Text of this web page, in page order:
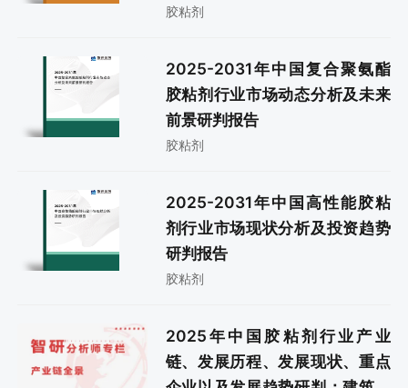
胶粘剂
2025-2031年中国复合聚氨酯
胶粘剂行业市场动态分析及未来
前景研判报告
胶粘剂
2025-2031年中国高性能胶粘
剂行业市场现状分析及投资趋势
研判报告
胶粘剂
2025年中国胶粘剂行业产业
链、发展历程、发展现状、重点